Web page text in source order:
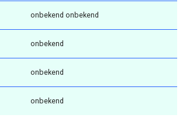
onbekend onbekend
onbekend
onbekend
onbekend